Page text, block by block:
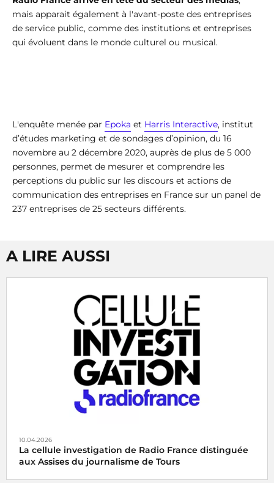
mais apparait également à l'avant-poste des entreprises
de service public, comme des institutions et entreprises
qui évoluent dans le monde culturel ou musical.
L'enquête menée par Epoka et Harris Interactive, institut
d’études marketing et de sondages d’opinion, du 16
novembre au 2 décembre 2020, auprès de plus de 5 000
personnes, permet de mesurer et comprendre les
perceptions du public sur les discours et actions de
communication des entreprises en France sur un panel de
237 entreprises de 25 secteurs différents.
A LIRE AUSSI
10.04.2026
La cellule investigation de Radio France distinguée
aux Assises du journalisme de Tours